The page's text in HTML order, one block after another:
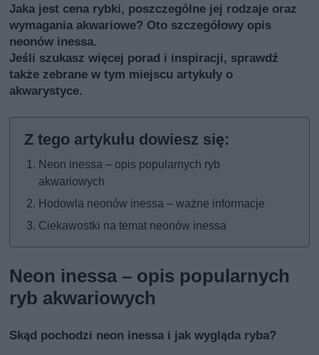
Jaka jest cena rybki, poszczególne jej rodzaje oraz
wymagania akwariowe? Oto szczegółowy opis
neonów inessa.
Jeśli szukasz więcej porad i inspiracji, sprawdź
także zebrane w tym miejscu artykuły o
akwarystyce.
Neon inessa – opis popularnych ryb
akwariowych
Hodowla neonów inessa – ważne informacje
Ciekawostki na temat neonów inessa
Neon inessa – opis popularnych
ryb akwariowych
Skąd pochodzi neon inessa i jak wygląda ryba?